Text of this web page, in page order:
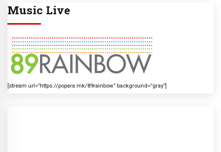
Music Live
[stream url=”https://popara.mk/89rainbow” background=”gray”]